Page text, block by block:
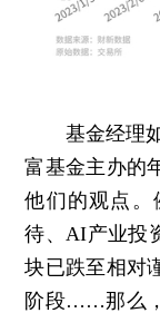
基金经理
富基金主办的
他们的观点。
待、AI产业投
块已跌至相对
阶段……那么